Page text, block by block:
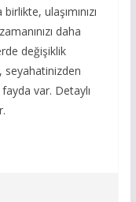
ulaşımınızı
daha
değişiklik
seyahatinizden
var. Detaylı